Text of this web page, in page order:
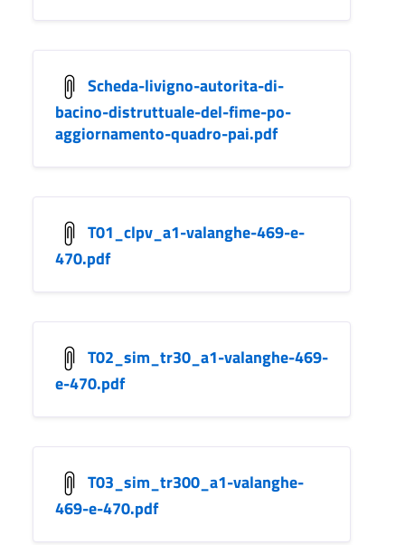
Scheda-livigno-autorita-di-
bacino-distruttuale-del-fime-po-
aggiornamento-quadro-pai.pdf
T01_clpv_a1-valanghe-469-e-
470.pdf
T02_sim_tr30_a1-valanghe-469-
e-470.pdf
T03_sim_tr300_a1-valanghe-
469-e-470.pdf